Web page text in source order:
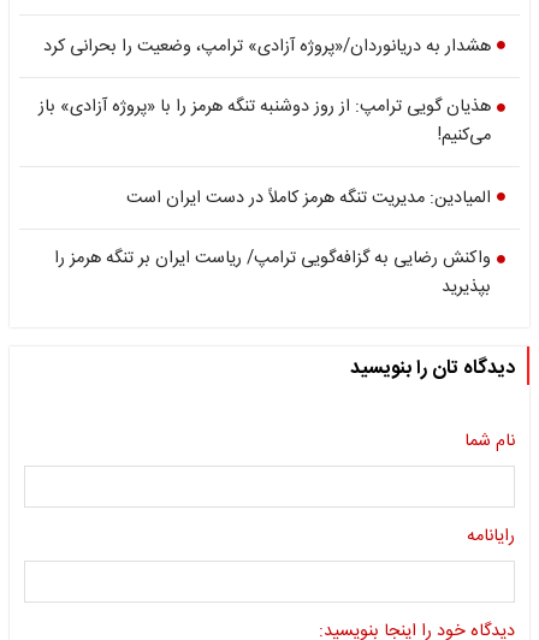
هشدار به دریانوردان/«پروژه آزادی» ترامپ، وضعیت را بحرانی کرد
هذیان گویی ترامپ: از روز دوشنبه تنگه هرمز را با «پروژه آزادی» باز
می‌کنیم!
المیادین: مدیریت تنگه هرمز کاملاً در دست ایران است
واکنش رضایی به گزافه‌گویی ترامپ/ ریاست ایران بر تنگه هرمز را
بپذیرید
دیدگاه تان را بنویسید
نام شما
رایانامه
دیدگاه خود را اینجا بنویسید: